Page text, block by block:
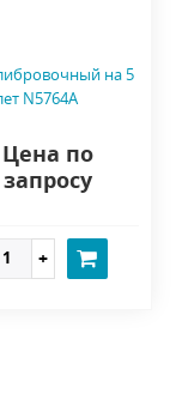
на 5
N5764A
Цена по
запросу